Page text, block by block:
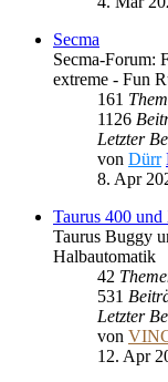
Secma
Secma-Forum:
extreme - Fun
161
1126
Letzter
von Dürr
8. Apr
Taurus 400
Taurus Buggy
Halbautomatik
42
531
Letzter
von
12. Apr